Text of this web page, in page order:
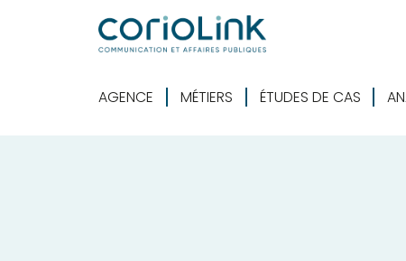
AGENCE MÉTIERS ÉTUDES DE CAS